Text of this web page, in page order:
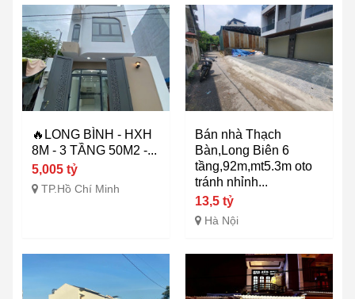
🔥LONG BÌNH - HXH
8M - 3 TẦNG 50M2 -...
5,005 tỷ
TP.Hồ Chí Minh
Bán nhà Thạch
Bàn,Long Biên 6
tầng,92m,mt5.3m oto
tránh nhỉnh...
13,5 tỷ
Hà Nội